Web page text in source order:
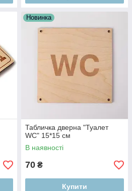
Новинка
Табличка дверна "Туалет
WC" 15*15 см
В наявності
70 ₴
Купити